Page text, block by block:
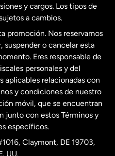
Español
y cargos. Los tipos de
a cambios.
promoción. Nos reservamos
o cancelar esta
Eres responsable de
personales y del
aplicables relacionadas con
y condiciones de nuestro
móvil, que se encuentran
junto con estos Términos y
específicos.
Claymont, DE 19703,
UU.